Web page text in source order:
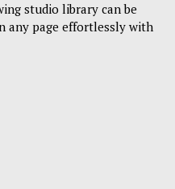
studio library can be
any page effortlessly with